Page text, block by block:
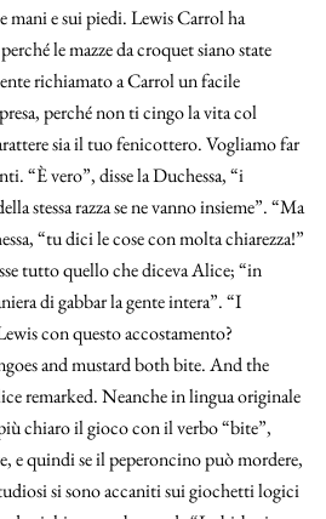
mani e sui piedi. Lewis Carrol ha
le mazze da croquet siano state
richiamato a Carrol un facile
perché non ti cingo la vita col
sia il tuo fenicottero. Vogliamo far
“È vero”, disse la Duchessa, “i
stessa razza se ne vanno insieme”. “Ma
“tu dici le cose con molta chiarezza!”
tutto quello che diceva Alice; “in
di gabbar la gente intera”. “I
con questo accostamento?
and mustard both bite. And the
remarked. Neanche in lingua originale
chiaro il gioco con il verbo “bite”,
e quindi se il peperoncino può mordere,
si sono accaniti sui giochetti logici